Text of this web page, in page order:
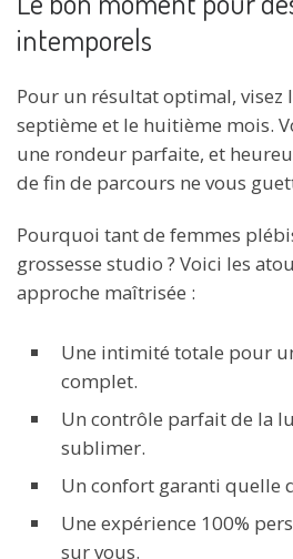
intemporels
Pour un résultat optimal, visez
septième et le huitième mois.
une rondeur parfaite, et
de fin de parcours ne vous
Pourquoi tant de femmes
grossesse studio ? Voici les
approche maîtrisée :
Une intimité totale pour
complet.
Un contrôle parfait de la
sublimer.
Un confort garanti quelle
Une expérience 100%
sur vous.